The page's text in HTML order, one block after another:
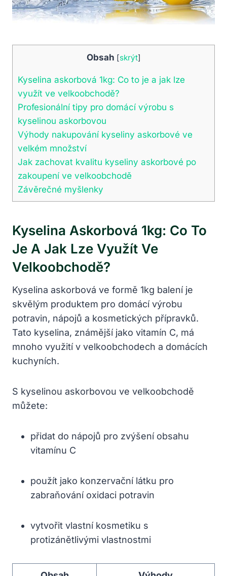
Obsah [skrýt]
Kyselina askorbová 1kg: Co to je a jak lze
využít ve velkoobchodě?
Profesionální tipy pro domácí výrobu s
kyselinou askorbovou
Výhody nakupování kyseliny askorbové ve
velkém množství
Jak zachovat kvalitu kyseliny askorbové po
zakoupení ve velkoobchodě
Závěrečné myšlenky
Kyselina Askorbová 1kg: Co To
Je A Jak Lze Využít Ve
Velkoobchodě?
Kyselina askorbová ve formě 1kg balení je
skvělým produktem pro domácí výrobu
potravin, nápojů a kosmetických přípravků.
Tato kyselina, známější jako vitamín C, má
mnoho využití v velkoobchodech a domácích
kuchyních.
S kyselinou askorbovou ve velkoobchodě
můžete:
přidat do nápojů pro zvýšení obsahu
vitamínu C
použít jako konzervační látku pro
zabraňování oxidaci potravin
vytvořit vlastní kosmetiku s
protizánětlivými vlastnostmi